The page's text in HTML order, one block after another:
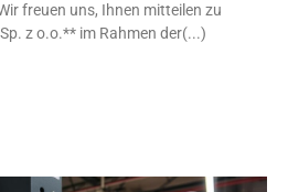
freuen uns, Ihnen mitteilen zu
z o.o.** im Rahmen der(...)